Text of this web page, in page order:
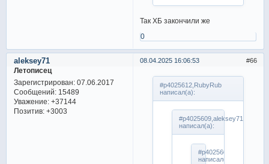
Так ХБ закончили же
0
66
08.04.2025 16:06:53
aleksey71
Летописец
Зарегистрирован: 07.06.2017
Сообщений:15489
Уважение: +37144
Позитив: +3003
#p4025612,RubyRub
написал(а):
#p4025609,aleksey71
написал(а):
#p4025607,RubyRub
написал(а):